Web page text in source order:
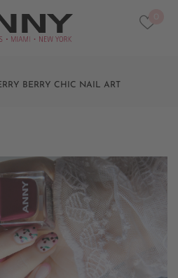
BERRY CHIC NAIL ART​